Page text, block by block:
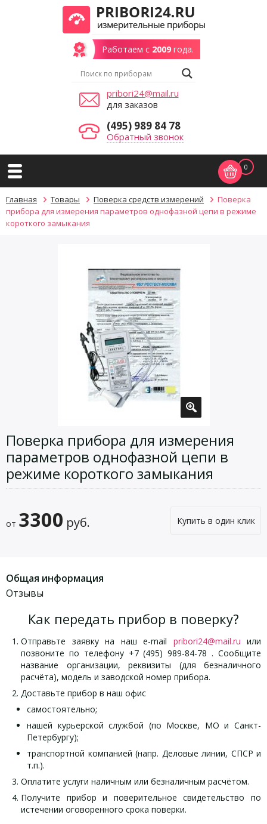
Работаем с 2009года.
pribori24@mail.ru
для заказов
(495) 989 84 78
Обратный звонок
0
Главная Товары Поверка средств измерений
Поверка
прибора для измерения параметров однофазной цепи в режиме
короткого замыкания
Поверка прибора для измерения
параметров однофазной цепи в
режиме короткого замыкания
от 3300 руб. Купить в один клик
Общая информация
Отзывы
Как передать прибор в поверку?
Отправьте заявку на наш e-mail pribori24@mail.ru или
позвоните по телефону +7 (495) 989-84-78 . Сообщите
название организации, реквизиты (для безналичного
расчёта), модель и заводской номер прибора.
Доставьте прибор в наш офис
самостоятельно;
нашей курьерской службой (по Москве, МО и Санкт-
Петербургу);
транспортной компанией (напр. Деловые линии, СПСР и
т.п.).
Оплатите услуги наличным или безналичным расчётом.
Получите прибор и поверительное свидетельство по
истечении оговоренного срока поверки.